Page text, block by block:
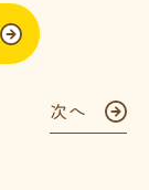
次へ